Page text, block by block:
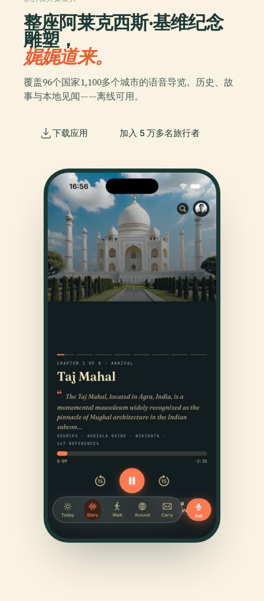
整座阿莱克西斯·基维纪念
雕塑，
娓娓道来。
覆盖96个国家1,100多个城市的语音导览。历史、故
事与本地见闻——离线可用。
下载应用 加入 5 万多名旅行者